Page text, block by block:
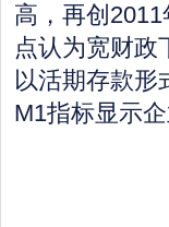
高，再创
点认为宽财政
以活期存款形
M1指标显示